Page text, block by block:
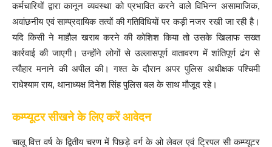
कर्मचारियों द्वारा कानून व्यवस्था को प्रभावित करने वाले विभिन्न असामाजिक,
अवांछनीय एवं साम्प्रदायिक तत्वों की गतिविधियों पर कड़ी नजर रखी जा रही है।
यदि किसी ने माहौल खराब करने की कोशिश किया तो उसके खिलाफ सख्त
कार्रवाई की जाएगी। उन्होंने लोगों से उल्लासपूर्ण वातावरण में शांतिपूर्ण ढंग से
त्यौहार मनाने की अपील की। गश्त के दौरान अपर पुलिस अधीक्षक पश्चिमी
राधेश्याम राय, थानाध्यक्ष दिनेश सिंह पुलिस बल के साथ मौजूद रहे।
कम्प्यूटर सीखने के लिए करें आवेदन
चालू वित्त वर्ष के द्वितीय चरण में पिछड़े वर्ग के ओ लेवल एवं ट्रिपल सी कम्प्यूटर